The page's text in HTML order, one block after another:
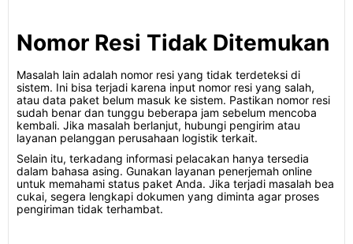
Nomor Resi Tidak Ditemukan
Masalah lain adalah nomor resi yang tidak terdeteksi di
sistem. Ini bisa terjadi karena input nomor resi yang salah,
atau data paket belum masuk ke sistem. Pastikan nomor resi
sudah benar dan tunggu beberapa jam sebelum mencoba
kembali. Jika masalah berlanjut, hubungi pengirim atau
layanan pelanggan perusahaan logistik terkait.
Selain itu, terkadang informasi pelacakan hanya tersedia
dalam bahasa asing. Gunakan layanan penerjemah online
untuk memahami status paket Anda. Jika terjadi masalah bea
cukai, segera lengkapi dokumen yang diminta agar proses
pengiriman tidak terhambat.